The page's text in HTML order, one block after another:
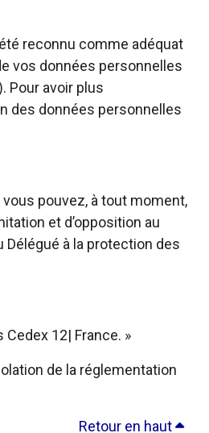
reconnu comme adéquat
vos données personnelles
Pour avoir plus
des données personnelles
pouvez, à tout moment,
et d’opposition au
à la protection des
12| France. »
de la réglementation
Retour en haut